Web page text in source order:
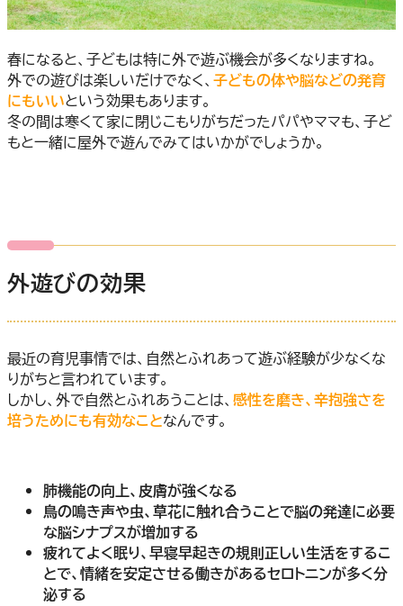
春になると、子どもは特に外で遊ぶ機会が多くなりますね。
外での遊びは楽しいだけでなく、 子どもの体や脳などの発育
にもいいという効果もあります。
冬の間は寒くて家に閉じこもりがちだったパパやママも、子ど
もと一緒に屋外で遊んでみてはいかがでしょうか。
外遊びの効果
最近の育児事情では、自然とふれあって遊ぶ経験が少なくな
りがちと言われています。
しかし、外で自然とふれあうことは、 感性を磨き、辛抱強さを
培うためにも有効なことなんです。
肺機能の向上、皮膚が強くなる
鳥の鳴き声や虫、草花に触れ合うことで脳の発達に必要
な脳シナプスが増加する
疲れてよく眠り、早寝早起きの規則正しい生活をするこ
とで、情緒を安定させる働きがあるセロトニンが多く分
泌する